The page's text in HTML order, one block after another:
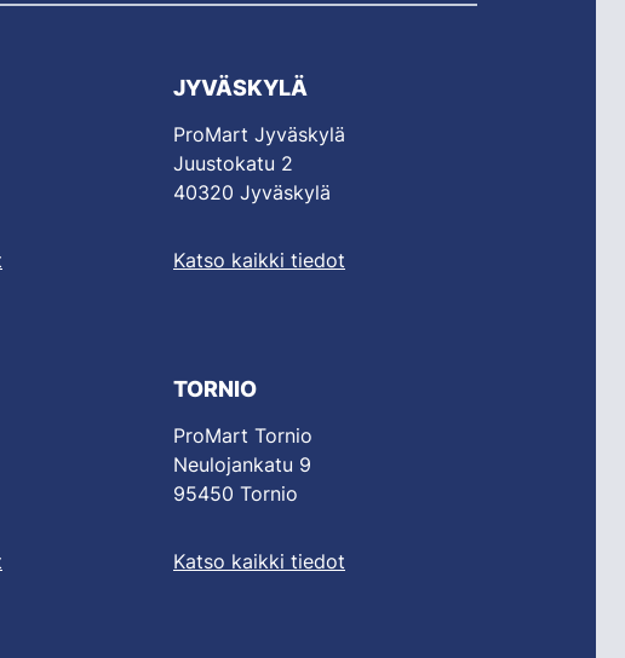
JYVÄSKYLÄ
ProMart Jyväskylä
Juustokatu 2
40320 Jyväskylä
Katso kaikki tiedot
TORNIO
ProMart Tornio
Neulojankatu 9
95450 Tornio
Katso kaikki tiedot